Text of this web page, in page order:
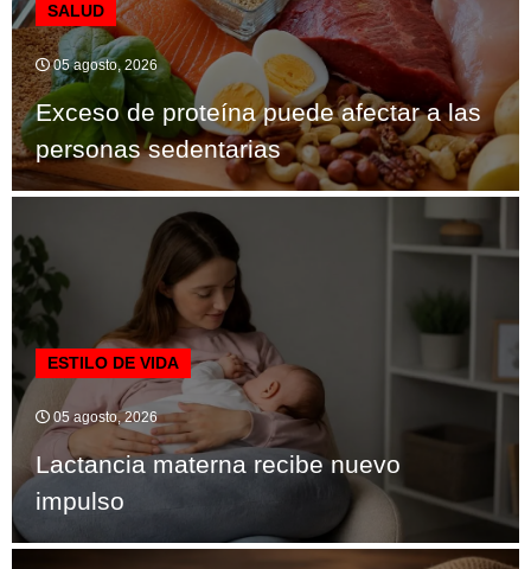
SALUD
05 agosto, 2026
Exceso de proteína puede afectar a las
personas sedentarias
ESTILO DE VIDA
05 agosto, 2026
Lactancia materna recibe nuevo
impulso